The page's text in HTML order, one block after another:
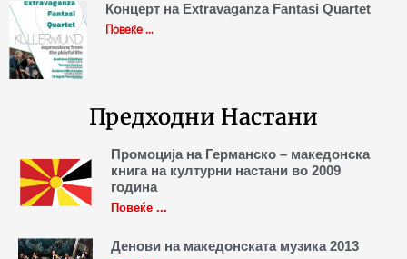
Концерт на Extravaganza Fantasi Quartet
Повеќе ...
Предходни Настани
Промоција на Германско – македонска
книга на културни настани во 2009
година
Повеќе ...
Денови на македонската музика 2013